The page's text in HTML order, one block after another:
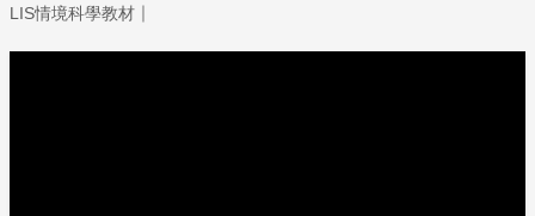
LIS情境科學教材 ｜